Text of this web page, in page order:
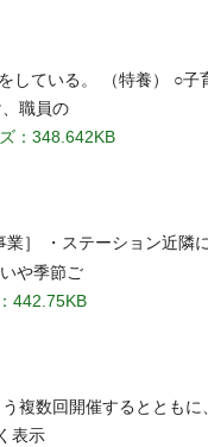
している。 （特養） ○子
職員の
：348.642KB
］ ・ステーション近隣
や季節ご
442.75KB
複数回開催するとともに
表示